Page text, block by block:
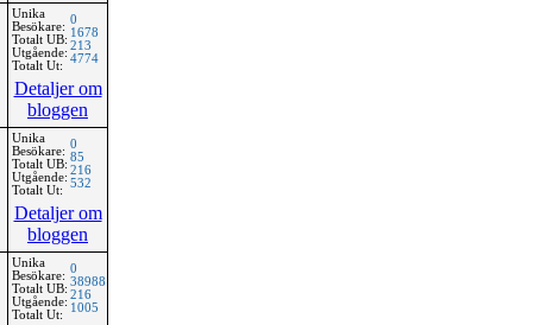
Unika
Besökare:
Totalt UB:
Utgående:
Totalt Ut:
0
1678
213
4774
Detaljer om
bloggen
Unika
Besökare:
Totalt UB:
Utgående:
Totalt Ut:
0
85
216
532
Detaljer om
bloggen
Unika
Besökare:
Totalt UB:
Utgående:
Totalt Ut:
0
38988
216
1005